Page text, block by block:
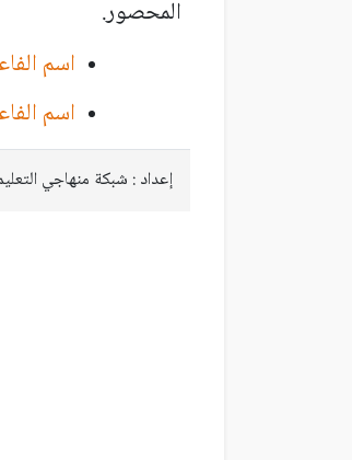
المحصور.
اسم
اسم
إعداد : شبكة منهاجي